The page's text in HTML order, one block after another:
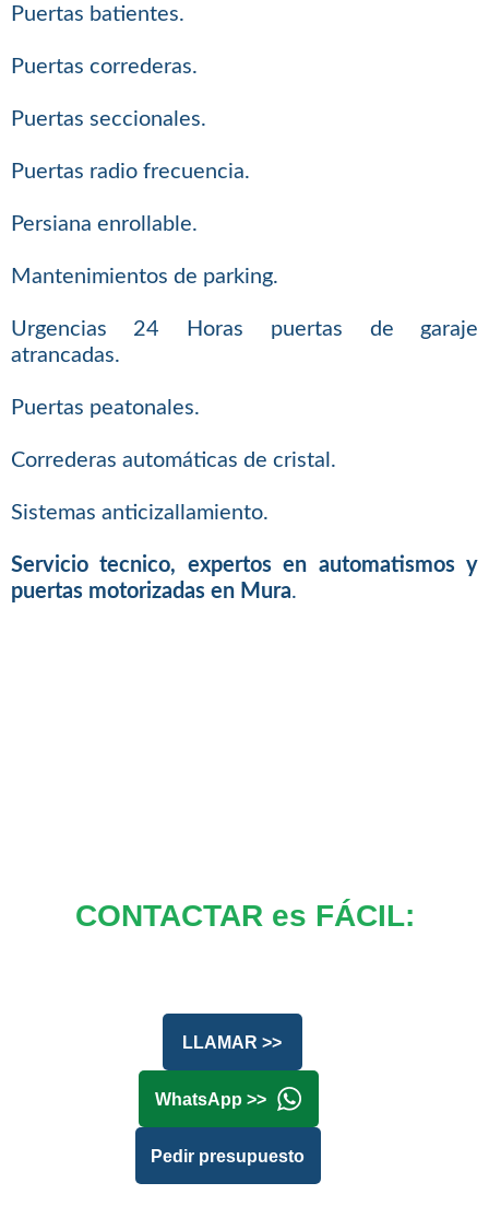
Puertas batientes.
Puertas correderas.
Puertas seccionales.
Puertas radio frecuencia.
Persiana enrollable.
Mantenimientos de parking.
Urgencias 24 Horas puertas de garaje
atrancadas.
Puertas peatonales.
Correderas automáticas de cristal.
Sistemas anticizallamiento.
Servicio tecnico, expertos en automatismos y
puertas motorizadas en Mura.
CONTACTAR es FÁCIL:
LLAMAR >>
WhatsApp >>
Pedir presupuesto